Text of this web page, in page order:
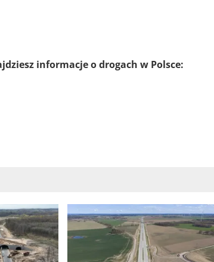
informacje o drogach w Polsce: